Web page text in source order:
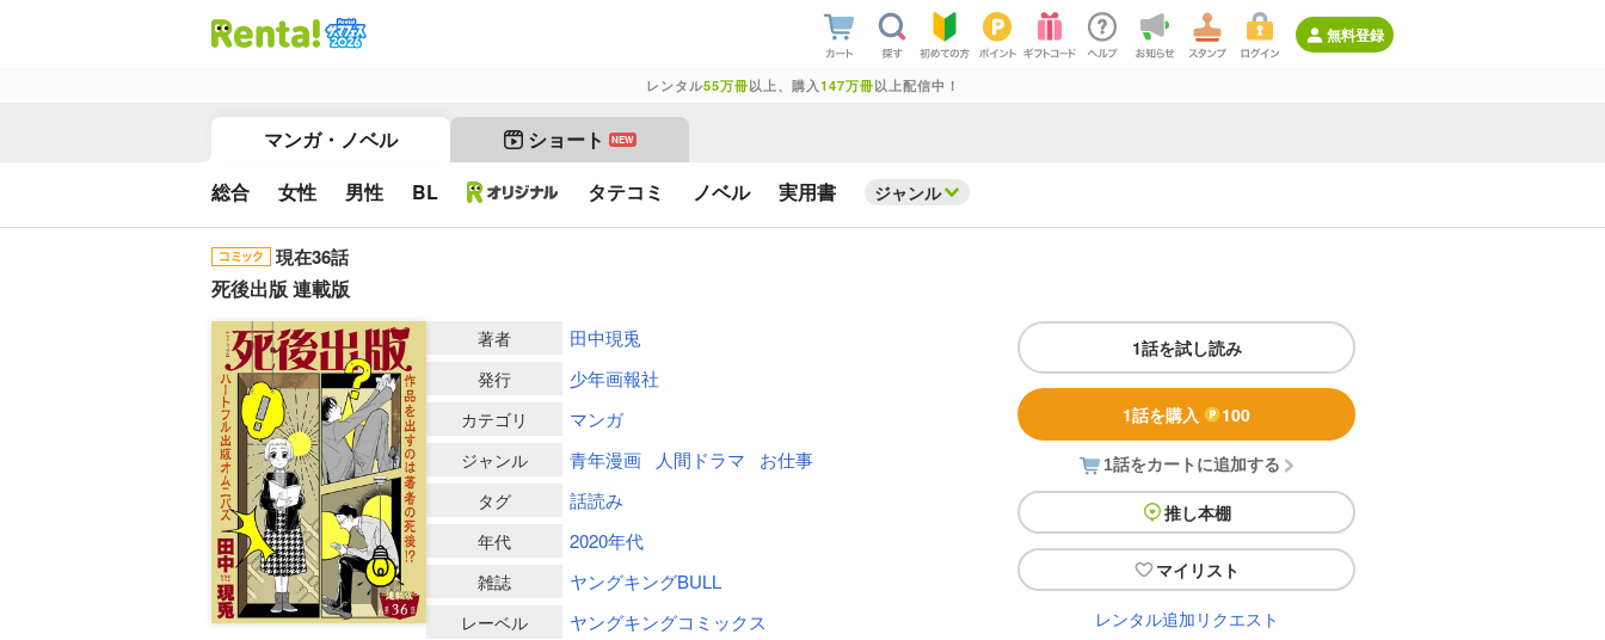
無料登録
レンタル55万冊以上、購入 147万冊以上配信中！
マンガ・ノベル ショート NEW
総合 女性 男性 BL タテコミ ノベル 実用書 ジャンル
現在36話
死後出版 連載版
1話を試し読み
1話を購入 100
1話をカートに追加する
推し本棚
マイリスト
レンタル追加リクエスト
著者 田中現兎
発行 少年画報社
カテゴリ マンガ
ジャンル 青年漫画 人間ドラマ お仕事
タグ 話読み
年代 2020年代
雑誌 ヤングキングBULL
レーベル ヤングキングコミックス